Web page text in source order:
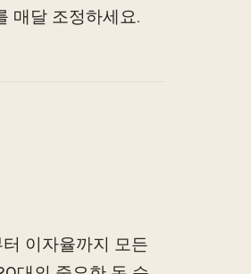
매달 조정하세요.
이자율까지 모든